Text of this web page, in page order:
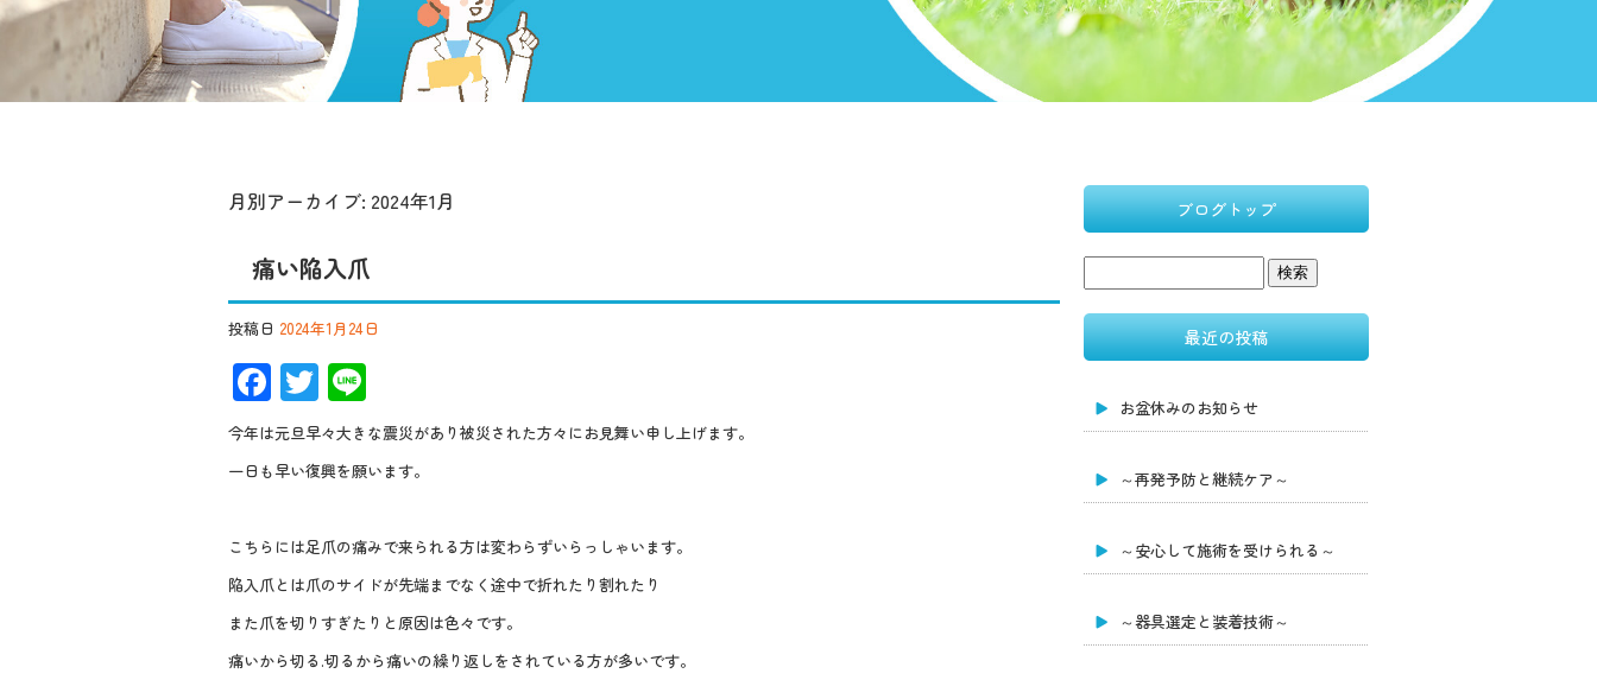
月別アーカイブ: 2024年1月
痛い陥入爪
投稿日 2024年1月24日
F
ac
e
b
o
o
k
T
wi
tt
er
n
e
今年は元旦早々大きな震災があり被災された方々にお見舞い申し上げます。
一日も早い復興を願います。
こちらには足爪の痛みで来られる方は変わらずいらっしゃいます。
陥入爪とは爪のサイドが先端までなく途中で折れたり割れたり
また爪を切りすぎたりと原因は色々です。
痛いから切る.切るから痛いの繰り返しをされている方が多いです。
ブログトップ
最近の投稿
お盆休みのお知らせ
～再発予防と継続ケア～
～安心して施術を受けられる～
～器具選定と装着技術～